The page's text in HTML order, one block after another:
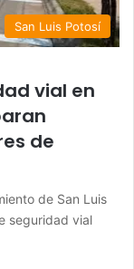
San Luis Potosí
vial en
de
de San Luis
seguridad vial